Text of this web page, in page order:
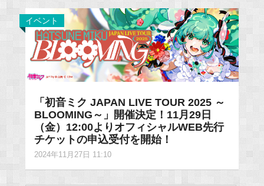
イベント
「初音ミク JAPAN LIVE TOUR 2025 ～
BLOOMING～」開催決定！11月29日
（金）12:00よりオフィシャルWEB先行
チケットの申込受付を開始！
2024年11月27日 11:10